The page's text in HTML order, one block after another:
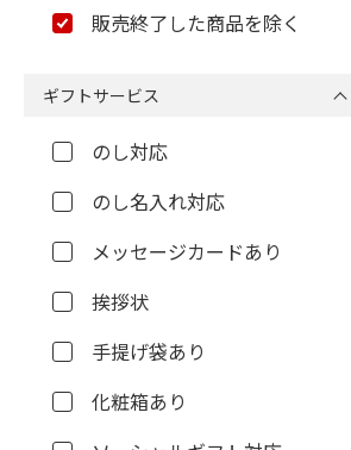
販売終了した商品を除く
ギフトサービス
のし対応
のし名入れ対応
メッセージカードあり
挨拶状
手提げ袋あり
化粧箱あり